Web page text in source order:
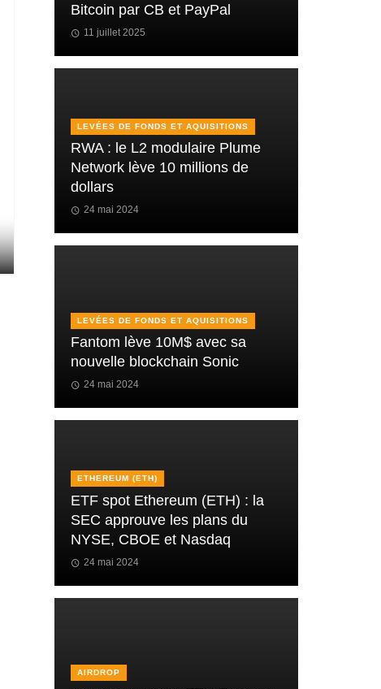
Bitcoin par CB et PayPal
11 juillet 2025
LEVÉES DE FONDS ET AQUISITIONS
RWA : le L2 modulaire Plume
Network lève 10 millions de
dollars
24 mai 2024
LEVÉES DE FONDS ET AQUISITIONS
Fantom lève 10M$ avec sa
nouvelle blockchain Sonic
24 mai 2024
ETHEREUM (ETH)
ETF spot Ethereum (ETH) : la
SEC approuve les plans du
NYSE, CBOE et Nasdaq
24 mai 2024
AIRDROP